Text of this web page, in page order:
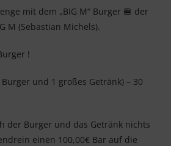
mit dem „BIG M“ Burger 🍔 der
M (Sebastian Michels).
!
und 1 großes Getränk) – 30
der Burger und das Getränk nichts
einen 100,00€ Bar auf die